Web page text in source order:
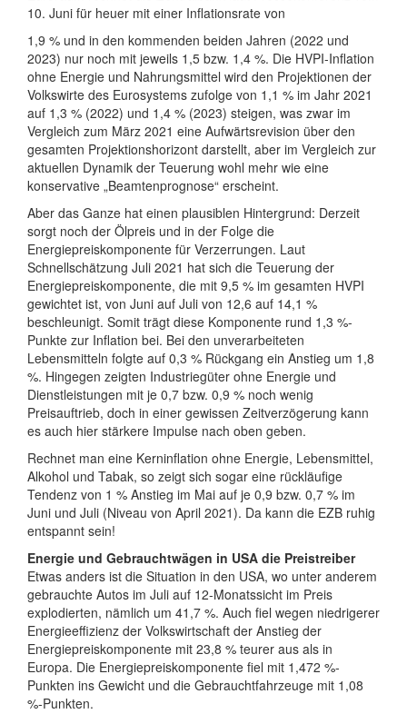
10. Juni für heuer mit einer Inflationsrate von
1,9 % und in den kommenden beiden Jahren (2022 und
2023) nur noch mit jeweils 1,5 bzw. 1,4 %. Die HVPI-Inflation
ohne Energie und Nahrungsmittel wird den Projektionen der
Volkswirte des Eurosystems zufolge von 1,1 % im Jahr 2021
auf 1,3 % (2022) und 1,4 % (2023) steigen, was zwar im
Vergleich zum März 2021 eine Aufwärtsrevision über den
gesamten Projektionshorizont darstellt, aber im Vergleich zur
aktuellen Dynamik der Teuerung wohl mehr wie eine
konservative „Beamtenprognose“ erscheint.
Aber das Ganze hat einen plausiblen Hintergrund: Derzeit
sorgt noch der Ölpreis und in der Folge die
Energiepreiskomponente für Verzerrungen. Laut
Schnellschätzung Juli 2021 hat sich die Teuerung der
Energiepreiskomponente, die mit 9,5 % im gesamten HVPI
gewichtet ist, von Juni auf Juli von 12,6 auf 14,1 %
beschleunigt. Somit trägt diese Komponente rund 1,3 %-
Punkte zur Inflation bei. Bei den unverarbeiteten
Lebensmitteln folgte auf 0,3 % Rückgang ein Anstieg um 1,8
%. Hingegen zeigten Industriegüter ohne Energie und
Dienstleistungen mit je 0,7 bzw. 0,9 % noch wenig
Preisauftrieb, doch in einer gewissen Zeitverzögerung kann
es auch hier stärkere Impulse nach oben geben.
Rechnet man eine Kerninflation ohne Energie, Lebensmittel,
Alkohol und Tabak, so zeigt sich sogar eine rückläufige
Tendenz von 1 % Anstieg im Mai auf je 0,9 bzw. 0,7 % im
Juni und Juli (Niveau von April 2021). Da kann die EZB ruhig
entspannt sein!
Energie und Gebrauchtwägen in USA die Preistreiber
Etwas anders ist die Situation in den USA, wo unter anderem
gebrauchte Autos im Juli auf 12-Monatssicht im Preis
explodierten, nämlich um 41,7 %. Auch fiel wegen niedrigerer
Energieeffizienz der Volkswirtschaft der Anstieg der
Energiepreiskomponente mit 23,8 % teurer aus als in
Europa. Die Energiepreiskomponente fiel mit 1,472 %-
Punkten ins Gewicht und die Gebrauchtfahrzeuge mit 1,08
%-Punkten.